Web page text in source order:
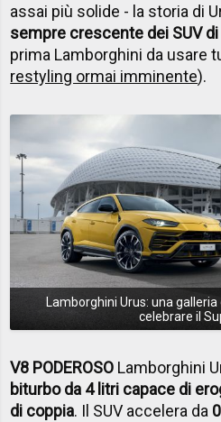
assai più solide - la storia di
sempre crescente dei SUV
prima Lamborghini da usare
restyling ormai imminente).
Lamborghini Urus: una
celebrare il
V8 PODEROSO Lamborghini
biturbo da 4 litri capace di
di coppia. Il SUV accelera da